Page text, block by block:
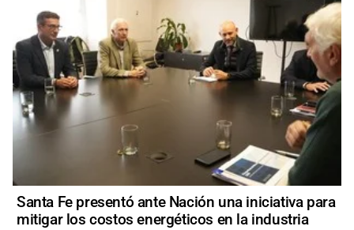
Santa Fe presentó ante Nación una iniciativa para
mitigar los costos energéticos en la industria